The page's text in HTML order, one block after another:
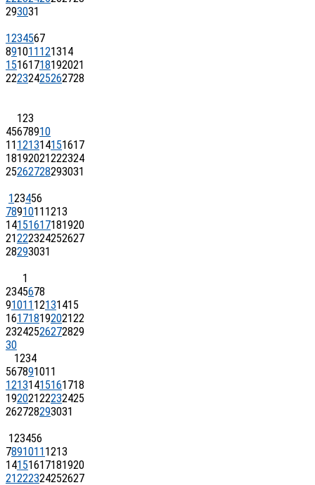
293031
1234567
891011121314
15161718192021
22232425262728
123
45678910
11121314151617
18192021222324
25262728293031
123456
78910111213
14151617181920
21222324252627
28293031
1
2345678
9101112131415
16171819202122
23242526272829
30
1234
567891011
12131415161718
19202122232425
262728293031
123456
78910111213
14151617181920
21222324252627